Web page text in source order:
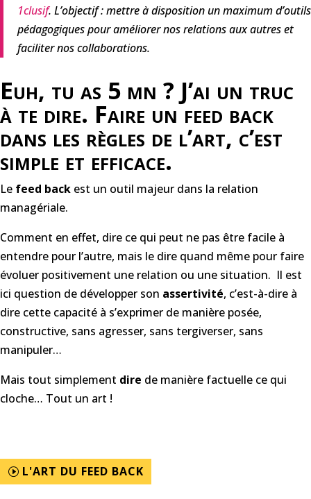
1clusif. L’objectif : mettre à disposition un maximum d’outils
pédagogiques pour améliorer nos relations aux autres et
faciliter nos collaborations.
Euh, tu as 5 mn ? J’ai un truc
à te dire. Faire un feed back
dans les règles de l’art, c’est
simple et efficace.
Le feed back est un outil majeur dans la relation
managériale.
Comment en effet, dire ce qui peut ne pas être facile à
entendre pour l’autre, mais le dire quand même pour faire
évoluer positivement une relation ou une situation. Il est
ici question de développer son assertivité, c’est-à-dire à
dire cette capacité à s’exprimer de manière posée,
constructive, sans agresser, sans tergiverser, sans
manipuler…
Mais tout simplement dire de manière factuelle ce qui
cloche… Tout un art !
L'ART DU FEED BACK